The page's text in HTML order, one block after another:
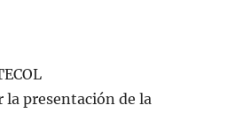
la presentación de la